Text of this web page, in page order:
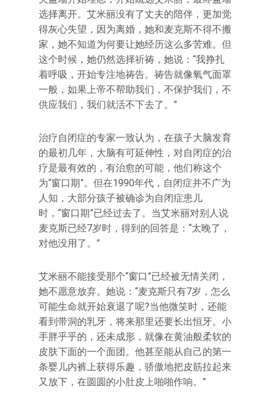
选择离开。艾米丽没有了丈夫的陪伴，更加觉
得灰心失望，因为离婚，她和麦克斯不得不搬
家，她不知道为何要让她经历这么多苦难。但
这个时候，她仍然选择祈祷，她说：“我挣扎
着呼吸，开始专注地祷告。祷告就像氧气面罩
一般，如果上帝不帮助我们，不保护我们，不
供应我们，我们就活不下去了。”
治疗自闭症的专家一致认为，在孩子大脑发育
的最初几年，大脑有可延伸性，对自闭症的治
疗是最有效的，有治愈的可能，他们称这个
为“窗口期”。但在1990年代，自闭症并不广为
人知，大部分孩子被确诊为自闭症患儿
时，“窗口期”已经过去了。当艾米丽对别人说
麦克斯已经7岁时，得到的回答是：“太晚了，
对他没用了。”
艾米丽不能接受那个“窗口”已经被无情关闭，
她不愿意放弃。她说：“麦克斯只有7岁，怎么
可能生命就开始衰退了呢?当他微笑时，还能
看到带洞的乳牙，将来那里还要长出恒牙。小
手胖乎乎的，还未成形，就像在黄油般柔软的
皮肤下面的一个面团。他甚至能从自己的第一
条婴儿内裤上获得乐趣，骄傲地把皮筋拉起来
又放下，在圆圆的小肚皮上啪啪作响。”